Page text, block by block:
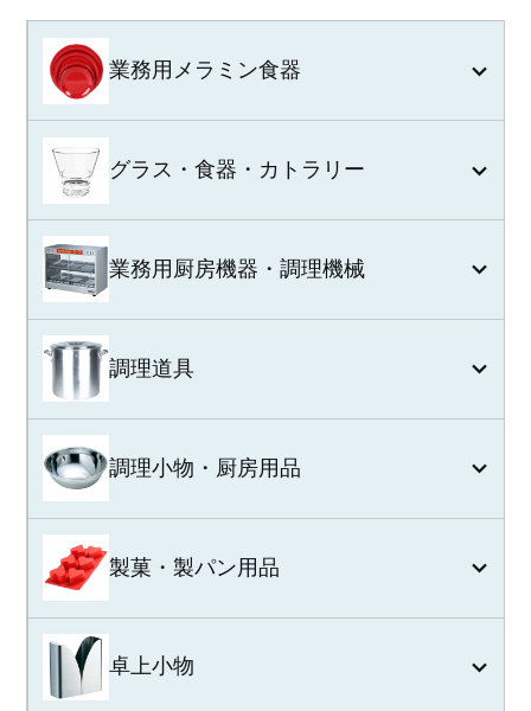
業務用メラミン食器
グラス・食器・カトラリー
業務用厨房機器・調理機械
調理道具
調理小物・厨房用品
製菓・製パン用品
卓上小物